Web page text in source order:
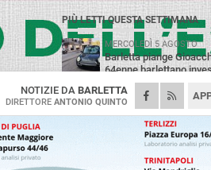
NOTIZIE DA BARLETTA
DIRETTORE ANTONIO QUINTO
PIÙ LETTI QUESTA SETTIMANA
MERCOLEDÌ 5 AGOSTO
Barletta piange
64enne barlettano
GIOVEDÌ 6 AGOSTO
Il ricordo di "Cecco", il
sorriso: «Contava i
separavano dalla pensione»
MERCOLEDÌ 5 AGOSTO
Jova Summer Party,
sopralluogo nell'area